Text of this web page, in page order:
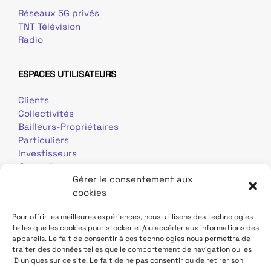
Gérer le consentement aux
cookies
Pour offrir les meilleures expériences, nous utilisons des technologies
telles que les cookies pour stocker et/ou accéder aux informations des
appareils. Le fait de consentir à ces technologies nous permettra de
traiter des données telles que le comportement de navigation ou les
ID uniques sur ce site. Le fait de ne pas consentir ou de retirer son
Réseaux 5G privés
TNT Télévision
Radio
ESPACES UTILISATEURS
Clients
Collectivités
Bailleurs-Propriétaires
Particuliers
Investisseurs
Journalistes
Mentions légales Données personnelles